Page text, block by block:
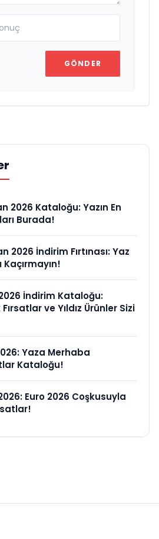
GÖNDER
2026 Kataloğu: Yazın En
Burada!
2026 İndirim Fırtınası: Yaz
Kaçırmayın!
İndirim Kataloğu:
ve Yıldız Ürünler Sizi
Yaza Merhaba
Kataloğu!
Euro 2026 Coşkusuyla